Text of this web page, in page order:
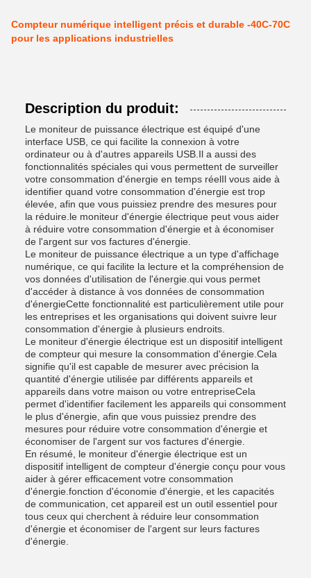
Compteur numérique intelligent précis et durable -40C-70C
pour les applications industrielles
Description du produit:
Le moniteur de puissance électrique est équipé d'une
interface USB, ce qui facilite la connexion à votre
ordinateur ou à d'autres appareils USB.Il a aussi des
fonctionnalités spéciales qui vous permettent de surveiller
votre consommation d'énergie en temps réelIl vous aide à
identifier quand votre consommation d'énergie est trop
élevée, afin que vous puissiez prendre des mesures pour
la réduire.le moniteur d'énergie électrique peut vous aider
à réduire votre consommation d'énergie et à économiser
de l'argent sur vos factures d'énergie.
Le moniteur de puissance électrique a un type d'affichage
numérique, ce qui facilite la lecture et la compréhension de
vos données d'utilisation de l'énergie.qui vous permet
d'accéder à distance à vos données de consommation
d'énergieCette fonctionnalité est particulièrement utile pour
les entreprises et les organisations qui doivent suivre leur
consommation d'énergie à plusieurs endroits.
Le moniteur d'énergie électrique est un dispositif intelligent
de compteur qui mesure la consommation d'énergie.Cela
signifie qu'il est capable de mesurer avec précision la
quantité d'énergie utilisée par différents appareils et
appareils dans votre maison ou votre entrepriseCela
permet d'identifier facilement les appareils qui consomment
le plus d'énergie, afin que vous puissiez prendre des
mesures pour réduire votre consommation d'énergie et
économiser de l'argent sur vos factures d'énergie.
En résumé, le moniteur d'énergie électrique est un
dispositif intelligent de compteur d'énergie conçu pour vous
aider à gérer efficacement votre consommation
d'énergie.fonction d'économie d'énergie, et les capacités
de communication, cet appareil est un outil essentiel pour
tous ceux qui cherchent à réduire leur consommation
d'énergie et économiser de l'argent sur leurs factures
d'énergie.